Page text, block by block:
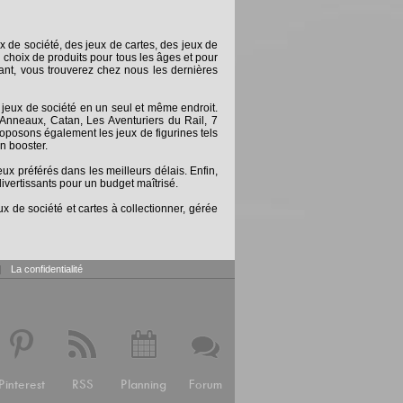
de société, des jeux de cartes, des jeux de
de produits pour tous les âges et pour
vous trouverez chez nous les dernières
de société en un seul et même endroit.
Catan, Les Aventuriers du Rail, 7
également les jeux de figurines tels
booster.
préférés dans les meilleurs délais. Enfin,
pour un budget maîtrisé.
de société et cartes à collectionner, gérée
| La confidentialité
Pinterest RSS Planning Forum